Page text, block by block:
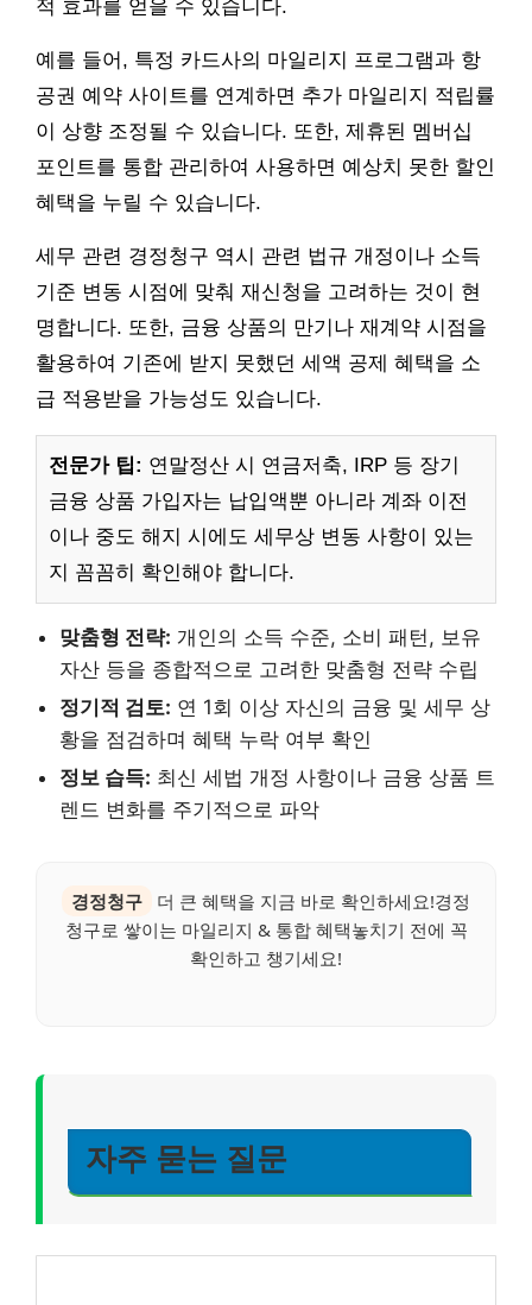
적 효과를 얻을 수 있습니다.
예를 들어, 특정 카드사의 마일리지 프로그램과 항
공권 예약 사이트를 연계하면 추가 마일리지 적립률
이 상향 조정될 수 있습니다. 또한, 제휴된 멤버십
포인트를 통합 관리하여 사용하면 예상치 못한 할인
혜택을 누릴 수 있습니다.
세무 관련 경정청구 역시 관련 법규 개정이나 소득
기준 변동 시점에 맞춰 재신청을 고려하는 것이 현
명합니다. 또한, 금융 상품의 만기나 재계약 시점을
활용하여 기존에 받지 못했던 세액 공제 혜택을 소
급 적용받을 가능성도 있습니다.
전문가 팁: 연말정산 시 연금저축, IRP 등 장기
금융 상품 가입자는 납입액뿐 아니라 계좌 이전
이나 중도 해지 시에도 세무상 변동 사항이 있는
지 꼼꼼히 확인해야 합니다.
맞춤형 전략: 개인의 소득 수준, 소비 패턴, 보유
자산 등을 종합적으로 고려한 맞춤형 전략 수립
정기적 검토: 연 1회 이상 자신의 금융 및 세무 상
황을 점검하며 혜택 누락 여부 확인
정보 습득: 최신 세법 개정 사항이나 금융 상품 트
렌드 변화를 주기적으로 파악
경정청구
더 큰 혜택을 지금 바로 확인하세요!경정
청구로 쌓이는 마일리지 & 통합 혜택놓치기 전에 꼭
확인하고 챙기세요!
자주 묻는 질문